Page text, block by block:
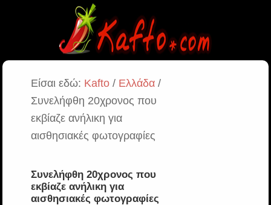
Είσαι εδώ: Kafto/ Ελλάδα/
Συνελήφθη 20χρονος που
εκβίαζε ανήλικη για
αισθησιακές φωτογραφίες
Συνελήφθη 20χρονος που
εκβίαζε ανήλικη για
αισθησιακές φωτογραφίες